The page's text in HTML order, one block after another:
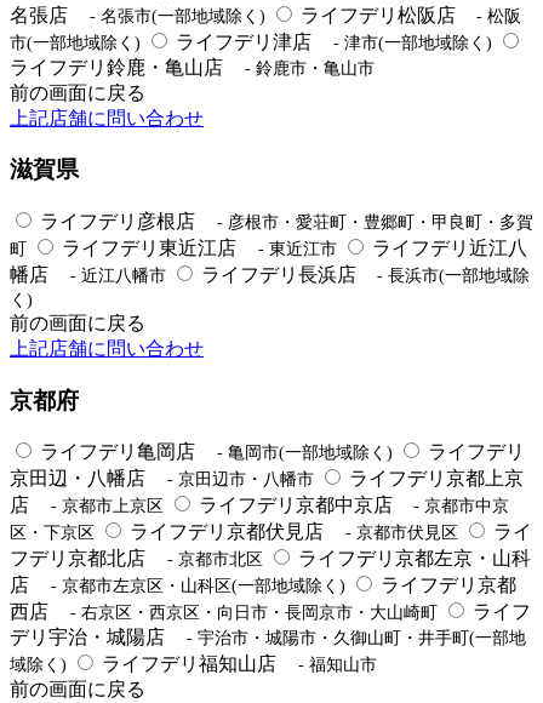
名張店
- 名張市(一部地域除く) ライフデリ松阪店
- 松阪
市(一部地域除く)
ライフデリ津店 - 津市(一部地域除く)
ライフデリ鈴鹿・亀山店 - 鈴鹿市・亀山市
前の画面に戻る
上記店舗に問い合わせ
滋賀県
ライフデリ彦根店
- 彦根市・愛荘町・豊郷町・甲良町・多賀
町
ライフデリ東近江店 - 東近江市
ライフデリ近江八
幡店
- 近江八幡市 ライフデリ長浜店
- 長浜市(一部地域除
く)
前の画面に戻る
上記店舗に問い合わせ
京都府
ライフデリ亀岡店 - 亀岡市(一部地域除く)
ライフデリ
京田辺・八幡店
- 京田辺市・八幡市
ライフデリ京都上京
店
- 京都市上京区 ライフデリ京都中京店
- 京都市中京
区・下京区
ライフデリ京都伏見店 - 京都市伏見区
ライ
フデリ京都北店
- 京都市北区
ライフデリ京都左京・山科
店
- 京都市左京区・山科区(一部地域除く)
ライフデリ京都
西店
- 右京区・西京区・向日市・長岡京市・大山崎町
ライフ
デリ宇治・城陽店
- 宇治市・城陽市・久御山町・井手町(一部地
域除く)
ライフデリ福知山店 - 福知山市
前の画面に戻る